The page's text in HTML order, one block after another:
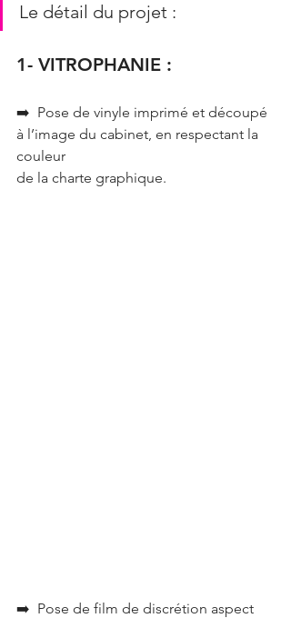
Le détail du projet :
1- VITROPHANIE :
➡️  Pose de vinyle imprimé et découpé
à l’image du cabinet, en respectant la
couleur
de la charte graphique.
➡️  Pose de film de discrétion aspect